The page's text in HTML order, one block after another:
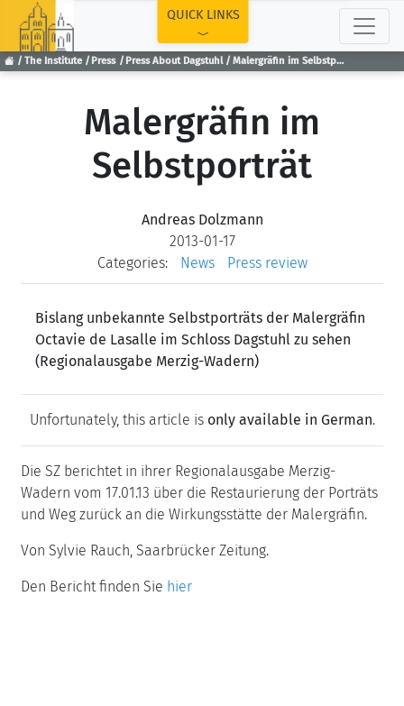
The Institute Press Press About Dagstuhl Malergräfin im Selbstporträt
QUICK LINKS
Malergräfin im
Selbstporträt
Andreas Dolzmann
2013-01-17
Categories:
News Press review
Bislang unbekannte Selbstporträts der Malergräfin
Octavie de Lasalle im Schloss Dagstuhl zu sehen
(Regionalausgabe Merzig-Wadern)
Unfortunately, this article is only available in German.
Die SZ berichtet in ihrer Regionalausgabe Merzig-
Wadern vom 17.01.13 über die Restaurierung der Porträts
und Weg zurück an die Wirkungsstätte der Malergräfin.
Von Sylvie Rauch, Saarbrücker Zeitung.
Den Bericht finden Sie hier